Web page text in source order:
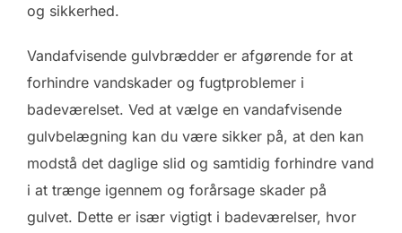
og sikkerhed.
Vandafvisende gulvbrædder er afgørende for at
forhindre vandskader og fugtproblemer i
badeværelset. Ved at vælge en vandafvisende
gulvbelægning kan du være sikker på, at den kan
modstå det daglige slid og samtidig forhindre vand
i at trænge igennem og forårsage skader på
gulvet. Dette er især vigtigt i badeværelser, hvor